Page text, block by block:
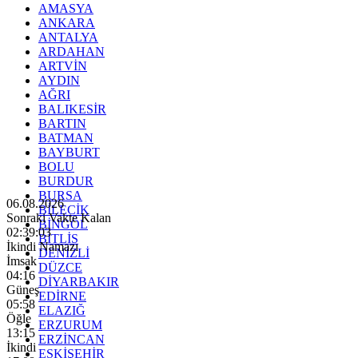
AMASYA
ANKARA
ANTALYA
ARDAHAN
ARTVİN
AYDIN
AĞRI
BALIKESİR
BARTIN
BATMAN
BAYBURT
BOLU
BURDUR
BURSA
BİLECİK
BİNGÖL
BİTLİS
DENİZLİ
DÜZCE
DİYARBAKIR
EDİRNE
ELAZIĞ
ERZURUM
ERZİNCAN
ESKİŞEHİR
06.08.2026
Sonraki Vakte Kalan
02:39:01
İkindi Namazı
İmsak
04:16
Güneş
05:58
Öğle
13:15
İkindi